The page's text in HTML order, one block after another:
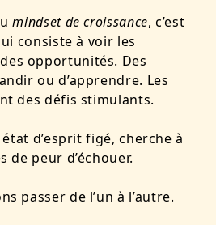
mindset de croissance, c’est
consiste à voir les
opportunités. Des
ou d’apprendre. Les
des défis stimulants.
d’esprit figé, cherche à
de peur d’échouer.
passer de l’un à l’autre.